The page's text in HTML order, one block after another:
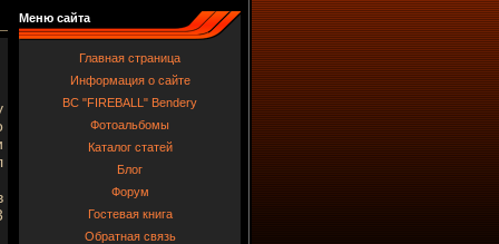
Меню сайта
Главная страница
Информация о сайте
BC "FIREBALL" Bendery
Фотоальбомы
Каталог статей
Блог
Форум
Гостевая книга
Обратная связь